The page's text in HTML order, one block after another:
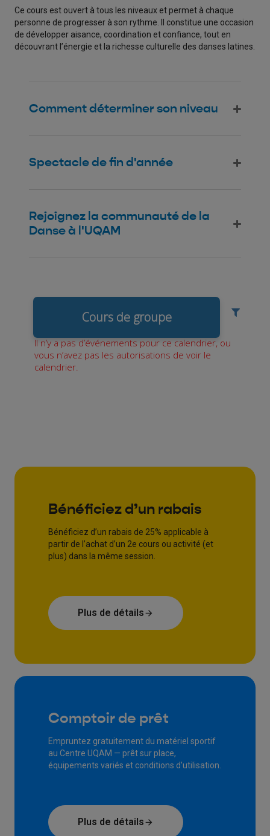
Ce cours est ouvert à tous les niveaux et permet à chaque
personne de progresser à son rythme. Il constitue une occasion
de développer aisance, coordination et confiance, tout en
découvrant l’énergie et la richesse culturelle des danses latines.
Comment déterminer son niveau
Spectacle de fin d'année
Rejoignez la communauté de la
Danse à l'UQAM
Bénéficiez d’un rabais
Bénéficiez d’un rabais de 25% applicable à
partir de l’achat d’un 2e cours ou activité (et
plus) dans la même session.
Plus de détails
Comptoir de prêt
Empruntez gratuitement du matériel sportif
au Centre UQAM — prêt sur place,
équipements variés et conditions d’utilisation.
Plus de détails